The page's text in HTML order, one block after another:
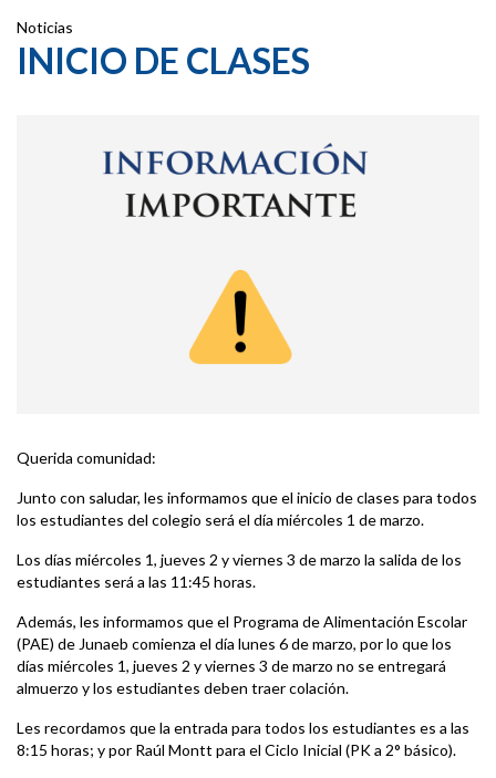
Noticias
INICIO DE CLASES
Querida comunidad:
Junto con saludar, les informamos que el inicio de clases para todos
los estudiantes del colegio será el día miércoles 1 de marzo.
Los días miércoles 1, jueves 2 y viernes 3 de marzo la salida de los
estudiantes será a las 11:45 horas.
Además, les informamos que el Programa de Alimentación Escolar
(PAE) de Junaeb comienza el día lunes 6 de marzo, por lo que los
días miércoles 1, jueves 2 y viernes 3 de marzo no se entregará
almuerzo y los estudiantes deben traer colación.
Les recordamos que la entrada para todos los estudiantes es a las
8:15 horas; y por Raúl Montt para el Ciclo Inicial (PK a 2° básico).